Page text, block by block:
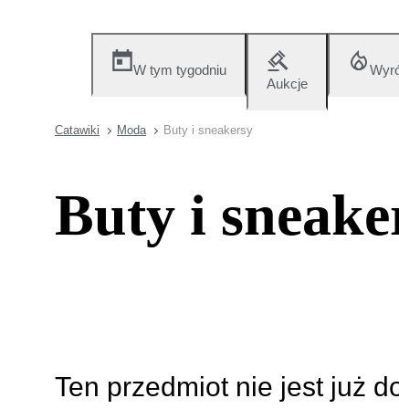
W tym tygodniu
Aukcje
Catawiki Moda Buty i sneakersy
Buty i
Ten przedmiot nie jest już